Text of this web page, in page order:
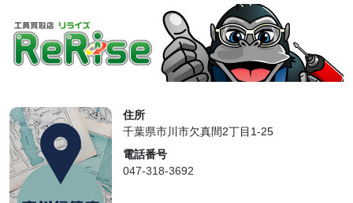
住所
千葉県市川市欠真間2丁目1-25
電話番号
047-318-3692